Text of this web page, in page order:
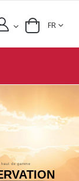
FR
de gamme